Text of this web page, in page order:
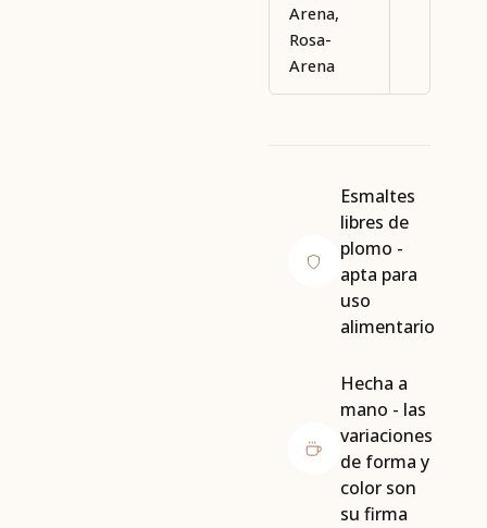
Arena,
Rosa-
Arena
Esmaltes
libres de
plomo -
apta para
uso
alimentario
Hecha a
mano - las
variaciones
de forma y
color son
su firma